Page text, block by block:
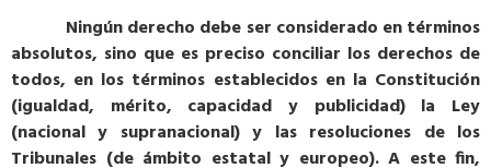
Ningún derecho debe ser considerado en términos
absolutos, sino que es preciso conciliar los derechos de
todos, en los términos establecidos en la Constitución
(igualdad, mérito, capacidad y publicidad) la Ley
(nacional y supranacional) y las resoluciones de los
Tribunales (de ámbito estatal y europeo). A este fin,